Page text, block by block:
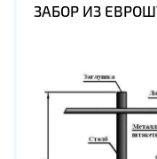
ЗАБОР ИЗ